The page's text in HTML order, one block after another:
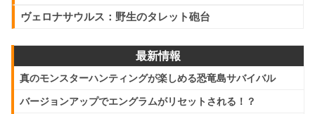
Survival Evolved】
投稿: 2017年11月11日
イト！
ヴェロナサウルス：野生のタレット砲台
最新情報
真のモンスターハンティングが楽しめる恐竜島サバイバル
バージョンアップでエングラムがリセットされる！？